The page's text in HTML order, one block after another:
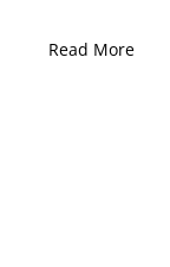
Read More